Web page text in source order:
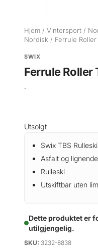
Hjem / Vintersport /
Nordisk / Ferrule
SWIX
Ferrule Roller
.
Utsolgt
Swix TBS
Asfalt og lignende
Rulleski
Utskiftbar uten lim
Dette produktet er
utilgjengelig.
SKU: 3232-8838